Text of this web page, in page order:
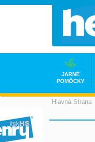
Hlavná Strana
JARNÉ
POMÔCKY